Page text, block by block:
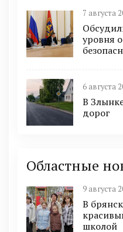
7 августа
уровня
6 августа
В
дорог
Областные
9 августа
В
школой